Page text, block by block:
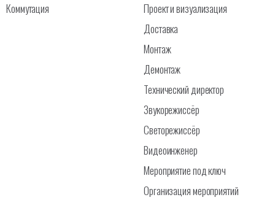
Коммутация
Проект и визуализация
Доставка
Монтаж
Демонтаж
Технический директор
Звукорежиссёр
Светорежиссёр
Видеоинженер
Мероприятие под ключ
Организация мероприятий